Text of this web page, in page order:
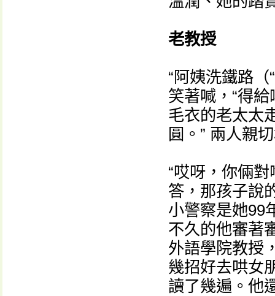
老教授
“阿姨洗鐵路
笑著喊，“得
毛衣的老太太
圓。” 兩人親
“哎呀，你倆
答，那孩子說
小警察是她99
不久的他審著
外語學院教授
幾招好去哄女
讀了幾遍。他